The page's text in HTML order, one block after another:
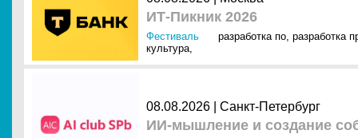
ИТ-Пикник 2026
Фестиваль разработка по, разработка
культура,
08.08.2026 | Санкт-Петербург
ИИ-мышление и создание